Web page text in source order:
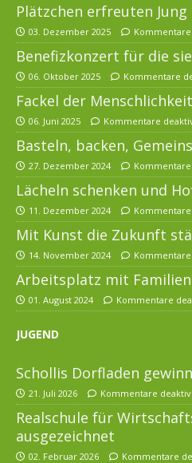
Plätzchen erfreuten
03. Dezember 2025
Benefizkonzert für die
06. Oktober 2025 Kommentare
Fackel der
06. Juni 2025 Kommentare
Basteln, backen,
27. Dezember 2024
Lächeln schenken und
11. Dezember 2024
Mit Kunst die Zukunft
14. November 2024
Arbeitsplatz mit
01. August 2024 Kommentare
JUGEND
Schollis Dorfladen
21. Juli 2026 Kommentare
Realschule für
ausgezeichnet
02. Februar 2026 Kommentare